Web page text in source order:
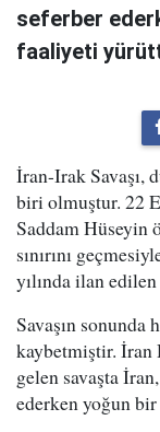
seferber
faaliyeti
İran-Irak Savaşı,
biri olmuştur. 22
Saddam Hüseyin
sınırını
yılında ilan
Savaşın sonunda
kaybetmiştir. İran
gelen savaşta
ederken yoğun